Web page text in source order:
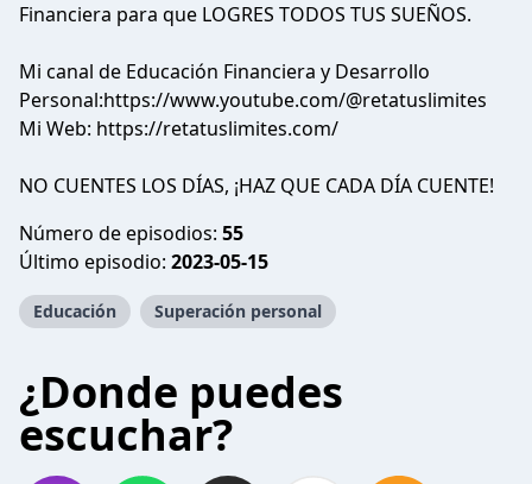
Financiera para que LOGRES TODOS TUS SUEÑOS.
Mi canal de Educación Financiera y Desarrollo
Personal:https://www.youtube.com/@retatuslimites
Mi Web: https://retatuslimites.com/
NO CUENTES LOS DÍAS, ¡HAZ QUE CADA DÍA CUENTE!
Número de episodios: 55
Último episodio: 2023-05-15
Educación Superación personal
¿Donde puedes
escuchar?